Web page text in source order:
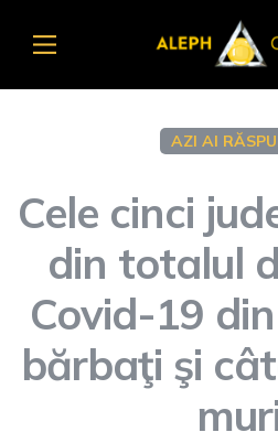
AZI AI
Cele cinci
din totalul
Covid-19
bărbaţi şi